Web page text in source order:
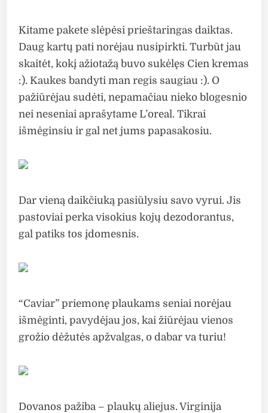
Kitame pakete slėpėsi prieštaringas daiktas.
Daug kartų pati norėjau nusipirkti. Turbūt jau
skaitėt, kokį ažiotažą buvo sukėlęs Cien kremas
:). Kaukes bandyti man regis saugiau :). O
pažiūrėjau sudėti, nepamačiau nieko blogesnio
nei neseniai aprašytame L’oreal. Tikrai
išmėginsiu ir gal net jums papasakosiu.
Dar vieną daikčiuką pasiūlysiu savo vyrui. Jis
pastoviai perka visokius kojų dezodorantus,
gal patiks tos įdomesnis.
“Caviar” priemonę plaukams seniai norėjau
išmėginti, pavydėjau jos, kai žiūrėjau vienos
grožio dėžutės apžvalgas, o dabar va turiu!
Dovanos pažiba – plaukų aliejus. Virginija